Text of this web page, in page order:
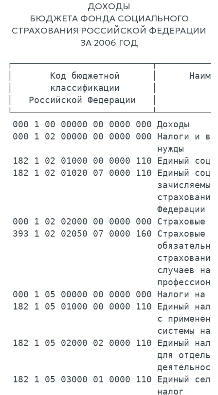
ДОХОДЫ
БЮДЖЕТА ФОНДА СОЦИАЛЬНОГО
СТРАХОВАНИЯ РОССИЙСКОЙ ФЕДЕРАЦИИ
ЗА 2006 ГОД
┌──────────────────────────┬────────────────────────────────┬─────────────┐
│       Код бюджетной      │      Наименование дохода       │ Сумма дохода│
│       классификации      │                                │(тыс. рублей)│
│   Российской Федерации   │                                │             │
└──────────────────────────┴────────────────────────────────┴─────────────┘
 000 1 00 00000 00 0000 000 Доходы                           218 913 052,0
 000 1 02 00000 00 0000 000 Налоги и взносы на социальные
                            нужды                            182 359 663,2
 182 1 02 01000 00 0000 110 Единый социальный налог          144 485 528,4
 182 1 02 01020 07 0000 110 Единый социальный налог,
                            зачисляемый в Фонд социального
                            страхования Российской
                            Федерации                        144 485 528,4
 000 1 02 02000 00 0000 000 Страховые взносы                  37 874 134,8
 393 1 02 02050 07 0000 160 Страховые взносы на
                            обязательное социальное
                            страхование от несчастных
                            случаев на производстве и
                            профессиональных заболеваний      37 874 134,8
 000 1 05 00000 00 0000 000 Налоги на совокупный доход         6 032 903,6
 182 1 05 01000 00 0000 110 Единый налог, взимаемый в связи
                            с применением упрощенной
                            системы налогообложения            3 328 968,4
 182 1 05 02000 02 0000 110 Единый налог на вмененный доход
                            для отдельных видов
                            деятельности                       2 635 427,9
 182 1 05 03000 01 0000 110 Единый сельскохозяйственный
                            налог                                 68 507,3
 000 1 09 00000 00 0000 000 Задолженность и перерасчеты по
                            отмененным налогам, сборам и
                            иным обязательным платежам           496 779,4
 182 1 09 08000 00 0000 140 Недоимка, пени и штрафы по
                            страховым взносам                    496 779,4
 182 1 09 08030 07 0000 140 Недоимка, пени и штрафы по
                            взносам в Фонд социального
                            страхования Российской
                            Федерации                            496 779,4
 000 1 11 00000 00 0000 000 Доходы от использования
                            имущества, находящегося в
                            государственной и муниципальной
                            собственности                        379 463,9
 000 1 11 02000 00 0000 120 Доходы от размещения средств
                            бюджетов                             379 463,9
 393 1 11 02060 07 0000 120 Доходы от размещения временно
                            свободных средств Фонда
                            социального страхования
                            Российской Федерации                 379 463,9
 393 1 11 02061 07 0000 120 Доходы от размещения временно
                            свободных средств Фонда
                            социального страхования
                            Российской Федерации,
                            сформированных за счет
                            поступления единого социального
                            налога                               379 463,9
 393 1 11 02062 07 0000 120 Доходы от размещения временно
                            свободных средств Фонда
                            социального страхования
                            Российской Федерации,
                            сформированных за счет
                            поступления страховых взносов
                            на обязательное социальное
                            страхование от несчастных
                            случаев на производстве и
                            профессиональных заболеваний               0,0
 000 1 14 00000 00 0000 000 Доходы от продажи материальных
                            и нематериальных активов               4 507,5
 000 1 14 02000 00 0000 000 Доходы от реализации имущества,
                            находящегося в государственной
                            и муниципальной собственности          4 507,5
 393 1 14 02070 07 0000 410 Доходы от реализации имущества,
                            находящегося в оперативном
                            управлении Фонда социального
                            страхования Российской
                            Федерации (в части реализации
                            основных средств по указанному
                            имуществу)                             4 507,5
 000 1 16 00000 00 0000 000 Штрафы, санкции, возмещение
                            ущерба                                94 763,9
 000 1 16 20000 00 0000 140 Денежные взыскания (штрафы) за
                            нарушение законодательства
                            Российской Федерации о